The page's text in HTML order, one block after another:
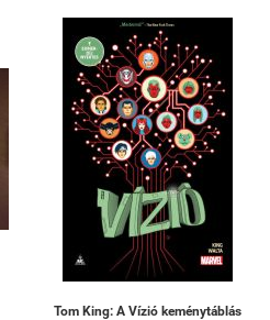
Tom King: A Vízió keménytáblás